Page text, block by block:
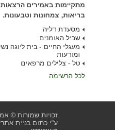
מתקיימות באמירים הרצאות
בריאות, צמחונות וטבעונות.
מסעדת דליה
שביל האומנים
מעגלי החיים - בית ליוגה
ומודעות
טל - צלילים מרפאים
לכל הרשימה
ע"י כתום בניית